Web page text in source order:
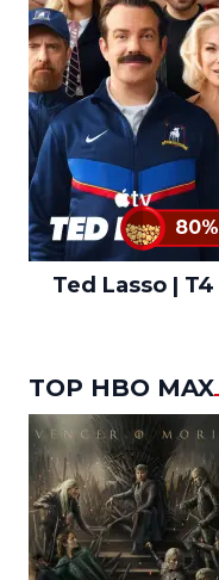
80%
Ted Lasso | T4
TOP HBO MAX